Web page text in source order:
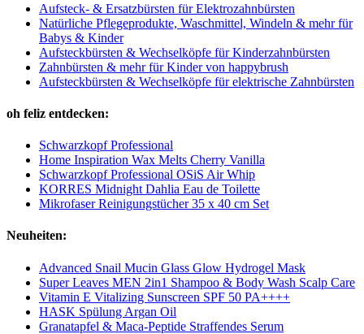
Aufsteck- & Ersatzbürsten für Elektrozahnbürsten
Natürliche Pflegeprodukte, Waschmittel, Windeln & mehr für
Babys & Kinder
Aufsteckbürsten & Wechselköpfe für Kinderzahnbürsten
Zahnbürsten & mehr für Kinder von happybrush
Aufsteckbürsten & Wechselköpfe für elektrische Zahnbürsten
oh feliz entdecken:
Schwarzkopf Professional
Home Inspiration Wax Melts Cherry Vanilla
Schwarzkopf Professional OSiS Air Whip
KORRES Midnight Dahlia Eau de Toilette
Mikrofaser Reinigungstücher 35 x 40 cm Set
Neuheiten:
Advanced Snail Mucin Glass Glow Hydrogel Mask
Super Leaves MEN 2in1 Shampoo & Body Wash Scalp Care
Vitamin E Vitalizing Sunscreen SPF 50 PA++++
HASK Spülung Argan Oil
Granatapfel & Maca-Peptide Straffendes Serum